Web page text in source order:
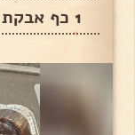
1 כף אבקת נס